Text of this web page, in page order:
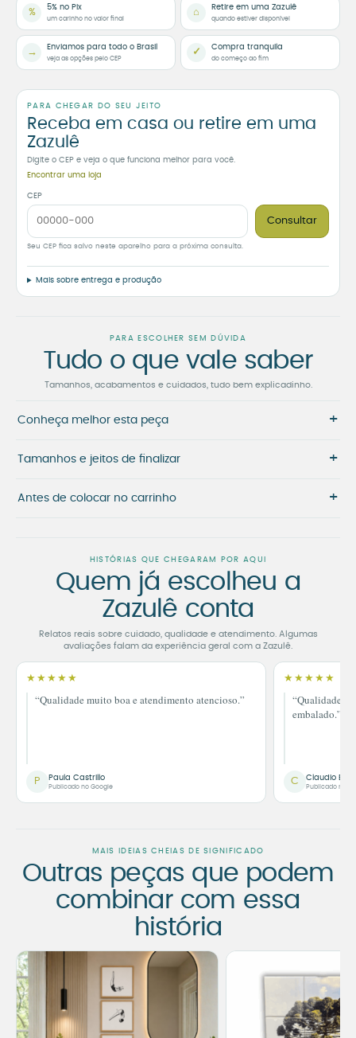
% 5% no Pix
um carinho no valor final
⌂ Retire em uma Zazulê
quando estiver disponível
→ Enviamos para todo o Brasil
veja as opções pelo CEP
✓ Compra tranquila
do começo ao fim
PARA CHEGAR DO SEU JEITO
Receba em casa ou retire em uma
Zazulê
Digite o CEP e veja o que funciona melhor para você.
Encontrar uma loja
CEP
Consultar
Seu CEP fica salvo neste aparelho para a próxima consulta.
Mais sobre entrega e produção
PARA ESCOLHER SEM DÚVIDA
Tudo o que vale saber
Tamanhos, acabamentos e cuidados, tudo bem explicadinho.
Conheça melhor esta peça +
Tamanhos e jeitos de finalizar +
Antes de colocar no carrinho +
HISTÓRIAS QUE CHEGARAM POR AQUI
Quem já escolheu a
Zazulê conta
Relatos reais sobre cuidado, qualidade e atendimento. Algumas
avaliações falam da experiência geral com a Zazulê.
★★★★★
“Qualidade muito boa e atendimento atencioso.”
P Paula Castrillo
Publicado no Google
★★★★★
“Qualidade
embalado.”
C Claudio
Publicado no
MAIS IDEIAS CHEIAS DE SIGNIFICADO
Outras peças que podem
combinar com essa
história